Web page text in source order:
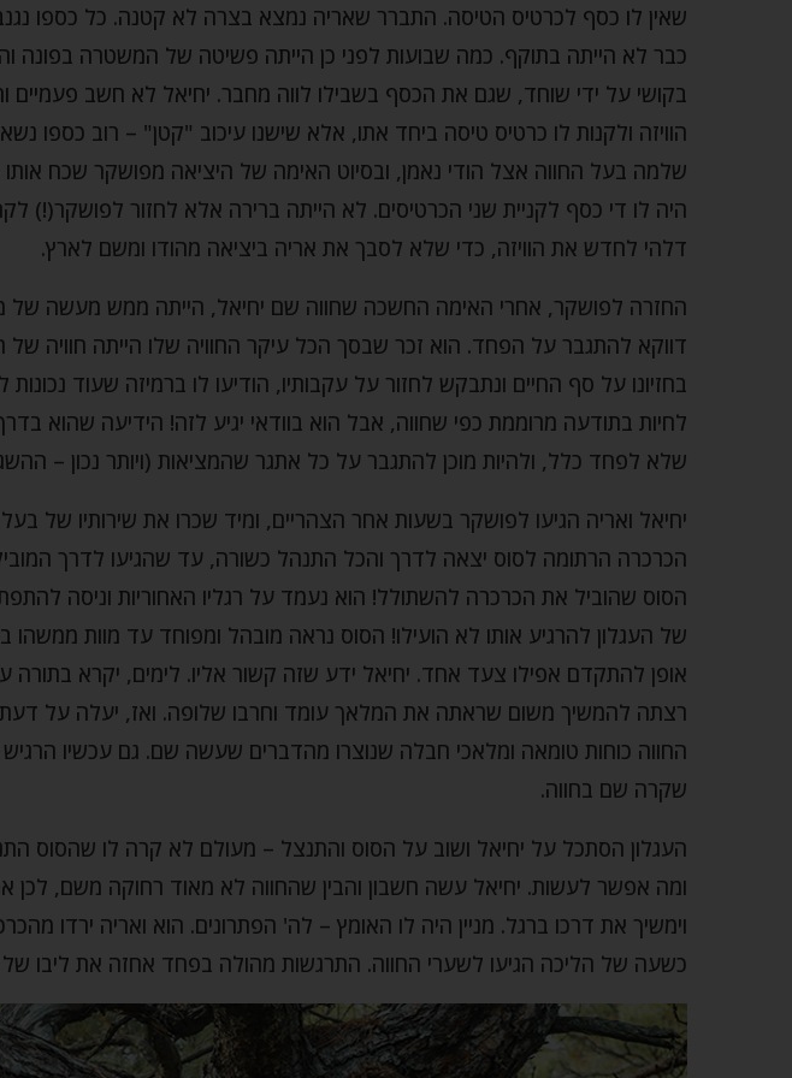
שאין לו כסף לכרטיס הטיסה. התברר שאריה נמצא בצרה לא קטנה. כל כספו נגנב
כבר לא הייתה בתוקף. כמה שבועות לפני כן הייתה פשיטה של המשטרה בפונה
בקושי על ידי שוחד, שגם את הכסף בשבילו לווה מחבר. יחיאל לא חשב פעמיים
הוויזה ולקנות לו כרטיס טיסה ביחד אתו, אלא שישנו עיכוב "קטן" – רוב כספו
שלמה בעל החווה אצל הודי נאמן, ובסיוט האימה של היציאה מפושקר שכח אותו
היה לו די כסף לקניית שני הכרטיסים. לא הייתה ברירה אלא לחזור לפושקר(!)
דלהי לחדש את הוויזה, כדי שלא לסבך את אריה ביציאה מהודו ומשם לארץ.
החזרה לפושקר, אחרי האימה החשכה שחווה שם יחיאל, הייתה ממש מעשה של
דווקא להתגבר על הפחד. הוא זכר שבסך הכל עיקר החוויה שלו הייתה חוויה
בחזיונו על סף החיים ונתבקש לחזור על עקבותיו, הודיעו לו ברמיזה שעוד
לחיות בתודעה מרוממת כפי שחווה, אבל הוא בוודאי יגיע לזה! הידיעה שהוא
שלא לפחד כלל, ולהיות מוכן להתגבר על כל אתגר שהמציאות (ויותר נכון –
יחיאל ואריה הגיעו לפושקר בשעות אחר הצהריים, ומיד שכרו את שירותיו של
הכרכרה הרתומה לסוס יצאה לדרך והכל התנהל כשורה, עד שהגיעו לדרך
הסוס שהוביל את הכרכרה להשתולל! הוא נעמד על רגליו האחוריות וניסה
של העגלון להרגיע אותו לא הועילו! הסוס נראה מובהל ומפוחד עד מוות ממשהו
אופן להתקדם אפילו צעד אחד. יחיאל ידע שזה קשור אליו. לימים, יקרא
רצתה להמשיך משום שראתה את המלאך עומד וחרבו שלופה. ואז, יעלה על
החווה כוחות טומאה ומלאכי חבלה שנוצרו מהדברים שעשה שם. גם עכשיו
שקרה שם בחווה.
העגלון הסתכל על יחיאל ושוב על הסוס והתנצל – מעולם לא קרה לו שהסוס
ומה אפשר לעשות. יחיאל עשה חשבון והבין שהחווה לא מאוד רחוקה משם, לכן
וימשיך את דרכו ברגל. מניין היה לו האומץ – לה' הפתרונים. הוא ואריה ירדו
כשעה של הליכה הגיעו לשערי החווה. התרגשות מהולה בפחד אחזה את ליבו של